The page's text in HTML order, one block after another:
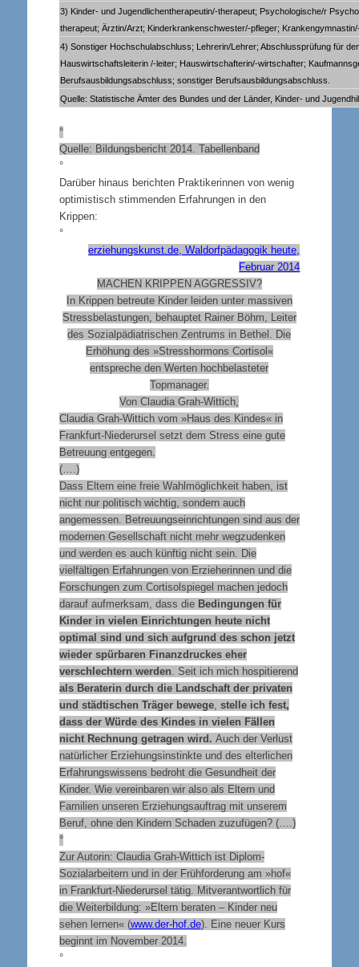
3) Kinder- und Jugendlichentherapeutin/-therapeut; Psychologische/r
therapeut; Ärztin/Arzt; Kinderkrankenschwester/-pfleger;
4) Sonstiger Hochschulabschluss; Lehrerin/Lehrer; Abschlussprüfung für
Hauswirtschaftsleiterin /-leiter; Hauswirtschafterin/-wirtschafter;
Berufsausbildungsabschluss; sonstiger Berufsausbildungsabschluss.
Quelle: Statistische Ämter des Bundes und der Länder, Kinder- und
°
Quelle: Bildungsbericht 2014. Tabellenband
°
Darüber hinaus berichten Praktikerinnen von wenig
optimistisch stimmenden Erfahrungen in den
Krippen:
°
erziehungskunst.de, Waldorfpädagogik heute,
Februar 2014
MACHEN KRIPPEN AGGRESSIV?
In Krippen betreute Kinder leiden unter massiven
Stressbelastungen, behauptet Rainer Böhm, Leiter
des Sozialpädiatrischen Zentrums in Bethel. Die
Erhöhung des »Stresshormons Cortisol«
entspreche den Werten hochbelasteter
Topmanager.
Von Claudia Grah-Wittich,
Claudia Grah-Wittich vom »Haus des Kindes« in
Frankfurt-Niederursel setzt dem Stress eine gute
Betreuung entgegen.
(….)
Dass Eltern eine freie Wahlmöglichkeit haben, ist
nicht nur politisch wichtig, sondern auch
angemessen. Betreuungseinrichtungen sind aus der
modernen Gesellschaft nicht mehr wegzudenken
und werden es auch künftig nicht sein. Die
vielfältigen Erfahrungen von Erzieherinnen und die
Forschungen zum Cortisolspiegel machen jedoch
darauf aufmerksam, dass die Bedingungen für
Kinder in vielen Einrichtungen heute nicht
optimal sind und sich aufgrund des schon jetzt
wieder spürbaren Finanzdruckes eher
verschlechtern werden . Seit ich mich hospitierend
als Beraterin durch die Landschaft der privaten
und städtischen Träger bewege, stelle ich fest,
dass der Würde des Kindes in vielen Fällen
nicht Rechnung getragen wird. Auch der Verlust
natürlicher Erziehungsinstinkte und des elterlichen
Erfahrungswissens bedroht die Gesundheit der
Kinder. Wie vereinbaren wir also als Eltern und
Familien unseren Erziehungsauftrag mit unserem
Beruf, ohne den Kindern Schaden zuzufügen? (….)
°
Zur Autorin: Claudia Grah-Wittich ist Diplom-
Sozialarbeitern und in der Frühforderung am »hof«
in Frankfurt-Niederursel tätig. Mitverantwortlich für
die Weiterbildung: »Eltern beraten – Kinder neu
sehen lernen« (www.der-hof.de). Eine neuer Kurs
beginnt im November 2014.
°